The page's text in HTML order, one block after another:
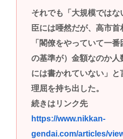
それでも「大規模では
臣には唖然だが、高市首
「閣僚をやっていて一
の基準が）金額なのか人
には書かれていない」
理屈を持ち出した。
続きはリンク先
https://www.nikkan-
gendai.com/articles/